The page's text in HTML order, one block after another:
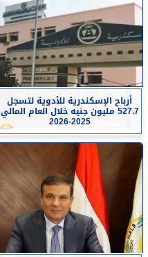
أرباح الإسكندرية للأدوية لتسجل
527.7 مليون جنيه خلال العام المالي
2025-2026